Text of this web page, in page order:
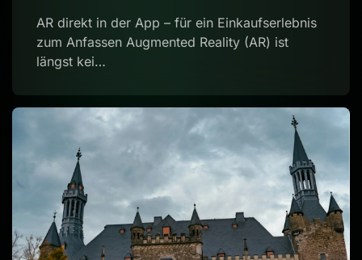
AR direkt in der App – für ein Einkaufserlebnis
zum Anfassen Augmented Reality (AR) ist
längst kei…